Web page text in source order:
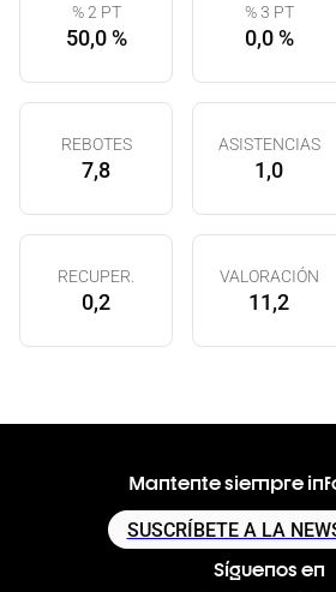
% 2 PT
50,0 %
% 3 PT
0,0 %
REBOTES
7,8
ASISTENCIAS
1,0
RECUPER.
0,2
VALORACIÓN
11,2
Mantente siempre
SUSCRÍBETE A LA
Síguenos en